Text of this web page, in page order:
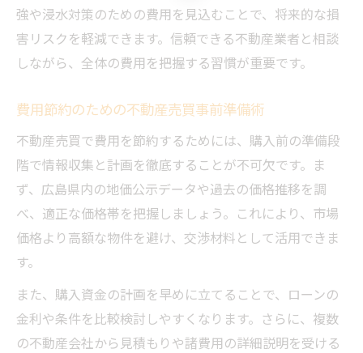
強や浸水対策のための費用を見込むことで、将来的な損
害リスクを軽減できます。信頼できる不動産業者と相談
しながら、全体の費用を把握する習慣が重要です。
費用節約のための不動産売買事前準備術
不動産売買で費用を節約するためには、購入前の準備段
階で情報収集と計画を徹底することが不可欠です。ま
ず、広島県内の地価公示データや過去の価格推移を調
べ、適正な価格帯を把握しましょう。これにより、市場
価格より高額な物件を避け、交渉材料として活用できま
す。
また、購入資金の計画を早めに立てることで、ローンの
金利や条件を比較検討しやすくなります。さらに、複数
の不動産会社から見積もりや諸費用の詳細説明を受ける